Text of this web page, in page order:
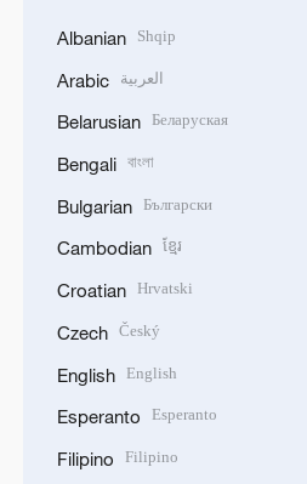
Albanian Shqip
Arabic العربية
Belarusian Беларуская
Bengali বাংলা
Bulgarian Български
Cambodian ខ្មែរ
Croatian Hrvatski
Czech Český
English English
Esperanto Esperanto
Filipino Filipino